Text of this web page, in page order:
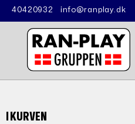
40420932 info@ranplay.dk
I KURVEN